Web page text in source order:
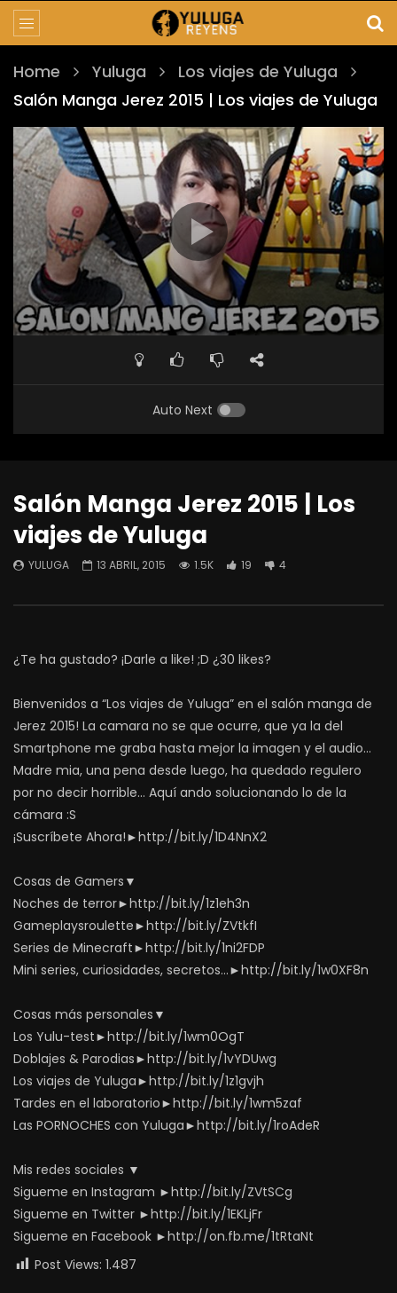
Home Yuluga
Los viajes de Yuluga
Salón Manga Jerez 2015 | Los viajes de Yuluga
Auto Next
Salón Manga Jerez 2015 | Los
viajes de Yuluga
YULUGA 13 ABRIL, 2015 1.5K 19 4
¿Te ha gustado? ¡Darle a like! ;D ¿30 likes?
Bienvenidos a “Los viajes de Yuluga” en el salón manga de
Jerez 2015! La camara no se que ocurre, que ya la del
Smartphone me graba hasta mejor la imagen y el audio…
Madre mia, una pena desde luego, ha quedado regulero
por no decir horrible… Aquí ando solucionando lo de la
cámara :S
¡Suscríbete Ahora!►http://bit.ly/1D4NnX2
Cosas de Gamers▼
Noches de terror►http://bit.ly/1z1eh3n
Gameplaysroulette►http://bit.ly/ZVtkfI
Series de Minecraft►http://bit.ly/1ni2FDP
Mini series, curiosidades, secretos…►http://bit.ly/1w0XF8n
Cosas más personales▼
Los Yulu-test►http://bit.ly/1wm0OgT
Doblajes & Parodias►http://bit.ly/1vYDUwg
Los viajes de Yuluga►http://bit.ly/1z1gvjh
Tardes en el laboratorio►http://bit.ly/1wm5zaf
Las PORNOCHES con Yuluga►http://bit.ly/1roAdeR
Mis redes sociales ▼
Sigueme en Instagram ►http://bit.ly/ZVtSCg
Sigueme en Twitter ►http://bit.ly/1EKLjFr
Sigueme en Facebook ►http://on.fb.me/1tRtaNt
Post Views: 1.487